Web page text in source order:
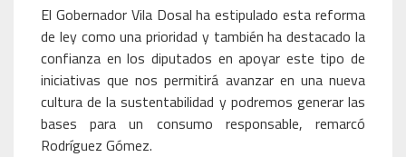
El Gobernador Vila Dosal ha estipulado esta reforma
de ley como una prioridad y también ha destacado la
confianza en los diputados en apoyar este tipo de
iniciativas que nos permitirá avanzar en una nueva
cultura de la sustentabilidad y podremos generar las
bases para un consumo responsable, remarcó
Rodríguez Gómez.